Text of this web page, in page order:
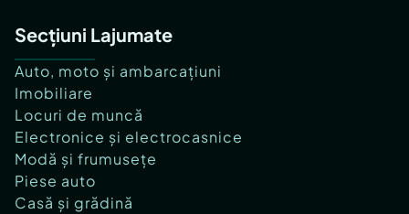
Secțiuni Lajumate
Auto, moto și ambarcațiuni
Imobiliare
Locuri de muncă
Electronice și electrocasnice
Modă și frumusețe
Piese auto
Casă și grădină